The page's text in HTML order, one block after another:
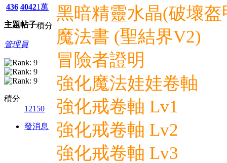
436
主題
4042
帖子
1萬
積分
管理員
積分
12150
發消息
黑暗精靈水晶(破壞盔
魔法書 (聖結界V2)
冒險者證明
強化魔法娃娃卷軸
強化戒卷軸 Lv1
強化戒卷軸 Lv2
強化戒卷軸 Lv3